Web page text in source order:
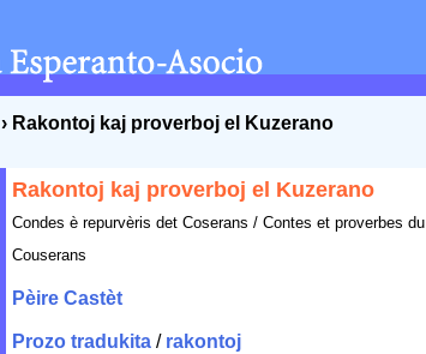
› Rakontoj kaj proverboj el Kuzerano
Rakontoj kaj proverboj el Kuzerano
Condes è repurvèris det Coserans / Contes et proverbes du
Couserans
Pèire Castèt
Prozo tradukita / rakontoj